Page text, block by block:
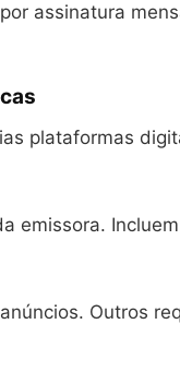
assinatura
plataformas
emissora.
Outros